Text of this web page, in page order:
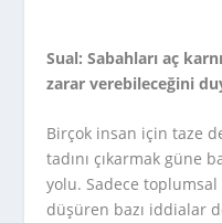
Sual: Sabahları aç
zarar verebileceğini
Birçok insan için taze
tadını çıkarmak güne
yolu. Sadece
düşüren bazı iddialar